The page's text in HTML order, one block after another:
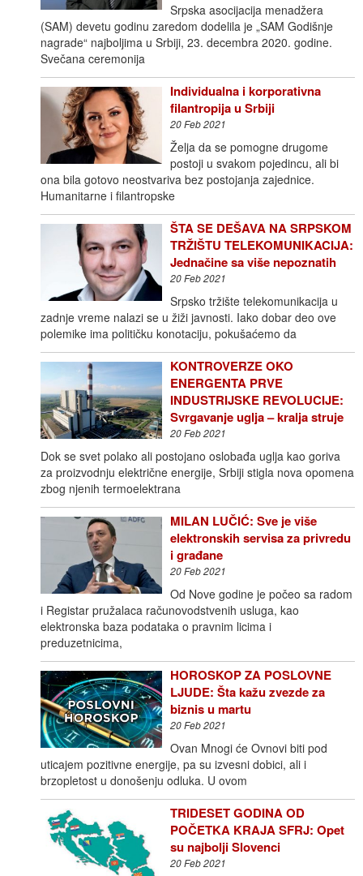
Srpska asocijacija menadžera
(SAM) devetu godinu zaredom dodelila je „SAM Godišnje
nagrade“ najboljima u Srbiji, 23. decembra 2020. godine.
Svečana ceremonija
Individualna i korporativna
filantropija u Srbiji
20 Feb 2021
Želja da se pomogne drugome
postoji u svakom pojedincu, ali bi
ona bila gotovo neostvariva bez postojanja zajednice.
Humanitarne i filantropske
ŠTA SE DEŠAVA NA SRPSKOM
TRŽIŠTU TELEKOMUNIKACIJA:
Jednačine sa više nepoznatih
20 Feb 2021
Srpsko tržište telekomunikacija u
zadnje vreme nalazi se u žiži javnosti. Iako dobar deo ove
polemike ima političku konotaciju, pokušaćemo da
KONTROVERZE OKO
ENERGENTA PRVE
INDUSTRIJSKE REVOLUCIJE:
Svrgavanje uglja – kralja struje
20 Feb 2021
Dok se svet polako ali postojano oslobađa uglja kao goriva
za proizvodnju električne energije, Srbiji stigla nova opomena
zbog njenih termoelektrana
MILAN LUČIĆ: Sve je više
elektronskih servisa za privredu
i građane
20 Feb 2021
Od Nove godine je počeo sa radom
i Registar pružalaca računovodstvenih usluga, kao
elektronska baza podataka o pravnim licima i
preduzetnicima,
HOROSKOP ZA POSLOVNE
LJUDE: Šta kažu zvezde za
biznis u martu
20 Feb 2021
Ovan Mnogi će Ovnovi biti pod
uticajem pozitivne energije, pa su izvesni dobici, ali i
brzopletost u donošenju odluka. U ovom
TRIDESET GODINA OD
POČETKA KRAJA SFRJ: Opet
su najbolji Slovenci
20 Feb 2021